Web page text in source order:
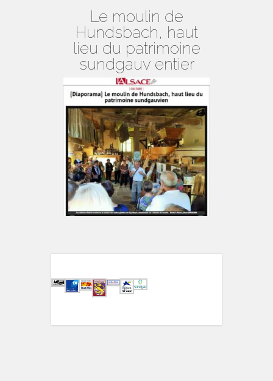
Le moulin de
Hundsbach, haut
lieu du patrimoine
sundgauv entier